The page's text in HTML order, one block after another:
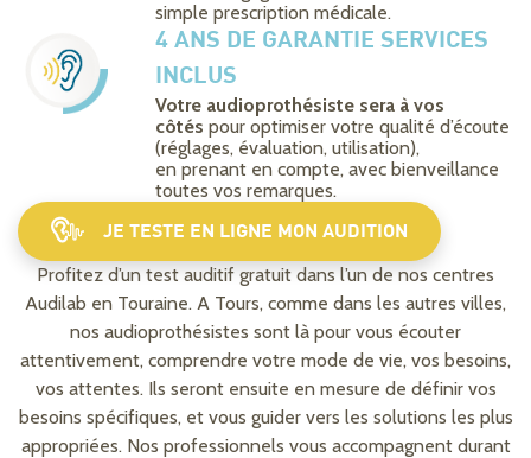
simple prescription médicale.
4 ANS DE GARANTIE SERVICES
INCLUS
Votre audioprothésiste sera à vos
côtés pour optimiser votre qualité d’écoute
(réglages, évaluation, utilisation),
en prenant en compte, avec bienveillance
toutes vos remarques.
JE TESTE EN LIGNE MON AUDITION
Profitez d’un test auditif gratuit dans l’un de nos centres
Audilab en Touraine. A Tours, comme dans les autres villes,
nos audioprothésistes sont là pour vous écouter
attentivement, comprendre votre mode de vie, vos besoins,
vos attentes. Ils seront ensuite en mesure de définir vos
besoins spécifiques, et vous guider vers les solutions les plus
appropriées. Nos professionnels vous accompagnent durant